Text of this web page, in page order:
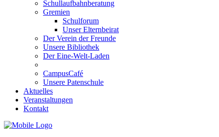
Schullaufbahnberatung
Gremien
Schulforum
Unser Elternbeirat
Der Verein der Freunde
Unsere Bibliothek
Der Eine-Welt-Laden
CampusCafé
Unsere Patenschule
Aktuelles
Veranstaltungen
Kontakt